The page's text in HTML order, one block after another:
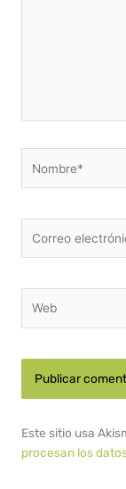
electrónico*
Este sitio usa
procesan los